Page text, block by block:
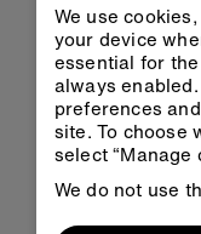
We use
your device
essential for
always
preferences
site. To choose
select “Manage
We do not use